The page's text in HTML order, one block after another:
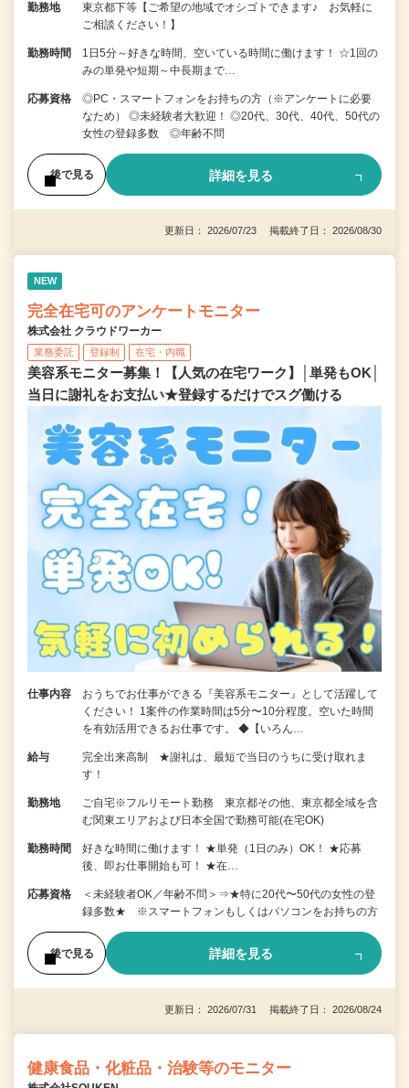
勤務地
東京都下等【ご希望の地域でオシゴトできます♪ お気軽に
ご相談ください！】
勤務時間
1日5分～好きな時間、空いている時間に働けます！ ☆1回の
みの単発や短期～中長期まで…
応募資格
◎PC・スマートフォンをお持ちの方（※アンケートに必要
なため） ◎未経験者大歓迎！ ◎20代、30代、40代、50代の
女性の登録多数 ◎年齢不問
後で見る 詳細を見る
更新日： 2026/07/23 掲載終了日： 2026/08/30
NEW
完全在宅可のアンケートモニター
株式会社 クラウドワーカー
業務委託 登録制 在宅・内職
美容系モニター募集！【人気の在宅ワーク】│単発もOK│
当日に謝礼をお支払い★登録するだけでスグ働ける
仕事内容
おうちでお仕事ができる『美容系モニター』として活躍して
ください！ 1案件の作業時間は5分〜10分程度。空いた時間
を有効活用できるお仕事です。 ◆【いろん…
給与
完全出来高制 ★謝礼は、最短で当日のうちに受け取れま
す！
勤務地
ご自宅※フルリモート勤務 東京都その他、東京都全域を含
む関東エリアおよび日本全国で勤務可能(在宅OK)
勤務時間
好きな時間に働けます！ ★単発（1日のみ）OK！ ★応募
後、即お仕事開始も可！ ★在…
応募資格
＜未経験者OK／年齢不問＞⇒★特に20代〜50代の女性の登
録多数★ ※スマートフォンもしくはパソコンをお持ちの方
後で見る 詳細を見る
更新日： 2026/07/31 掲載終了日： 2026/08/24
健康食品・化粧品・治験等のモニター